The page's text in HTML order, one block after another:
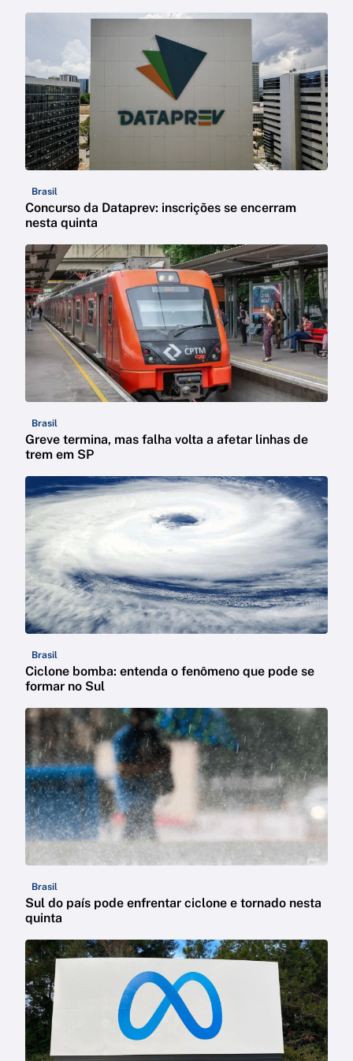
Brasil
Concurso da Dataprev: inscrições se encerram
nesta quinta
Brasil
Greve termina, mas falha volta a afetar linhas de
trem em SP
Brasil
Ciclone bomba: entenda o fenômeno que pode se
formar no Sul
Brasil
Sul do país pode enfrentar ciclone e tornado nesta
quinta